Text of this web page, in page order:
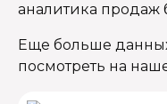
аналитика продаж
Еще больше
посмотреть на